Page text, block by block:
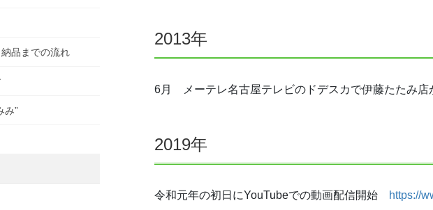
2013年
6月 メーテレ名古屋テレビのドデスカで伊藤たたみ店
2019年
令和元年の初日にYouTubeでの動画配信開始 https://
品までの流れ
み”